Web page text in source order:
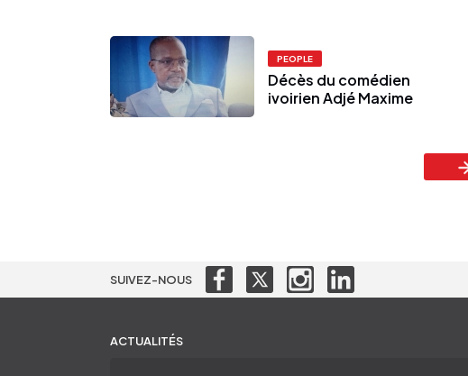
PEOPLE
Décès du comédien
ivoirien Adjé Maxime
SUIVEZ-NOUS
ACTUALITÉS